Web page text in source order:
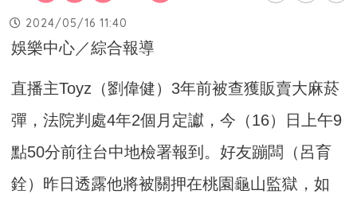
2024/05/16 11:40
娛樂中心／綜合報導
直播主Toyz（劉偉健）3年前被查獲販賣大麻菸
彈，法院判處4年2個月定讞，今（16）日上午9
點50分前往台中地檢署報到。好友蹦闆（呂育
銓）昨日透露他將被關押在桃園龜山監獄，如